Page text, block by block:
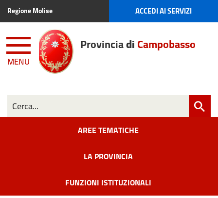
Regione Molise ACCEDI AI SERVIZI
MENU
ProvinciadiCampobasso
AREE TEMATICHE
LA PROVINCIA
FUNZIONI ISTITUZIONALI